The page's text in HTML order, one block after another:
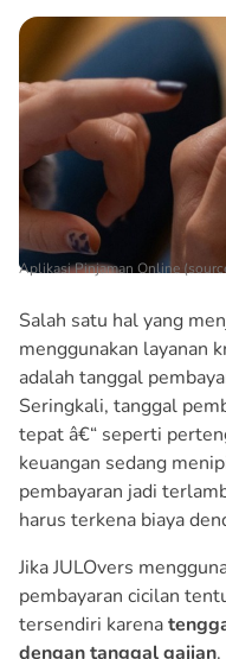
Aplikasi Pinjaman Online
Salah satu hal yang
menggunakan layanan
adalah tanggal
Seringkali, tanggal
tepat â€“ seperti
keuangan sedang
pembayaran jadi
harus terkena biaya
Jika JULOvers
pembayaran cicilan
tersendiri karena
dengan tanggal gajian